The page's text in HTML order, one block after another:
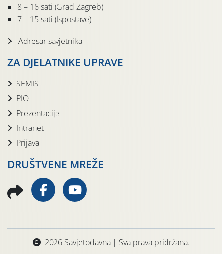
8 – 16 sati (Grad Zagreb)
7 – 15 sati (Ispostave)
Adresar savjetnika
ZA DJELATNIKE UPRAVE
SEMIS
PIO
Prezentacije
Intranet
Prijava
DRUŠTVENE MREŽE
2026 Savjetodavna | Sva prava pridržana.